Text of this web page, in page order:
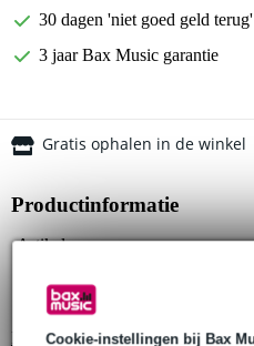
Cookie-instellingen bij Bax
30 dagen 'niet goed geld
3 jaar Bax Music garantie
Gratis ophalen in de winkel
Productinformatie
Artikelnummer:
Afmetingen:
Bekijk alle productspecificaties